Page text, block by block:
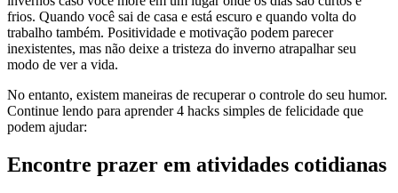
frios. Quando você sai de casa e está escuro e quando volta do
trabalho também. Positividade e motivação podem parecer
inexistentes, mas não deixe a tristeza do inverno atrapalhar seu
modo de ver a vida.
No entanto, existem maneiras de recuperar o controle do seu humor.
Continue lendo para aprender 4 hacks simples de felicidade que
podem ajudar:
Encontre prazer em atividades cotidianas